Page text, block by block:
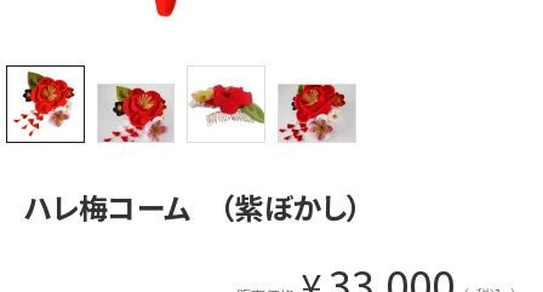
ハレ梅コーム （紫ぼかし）